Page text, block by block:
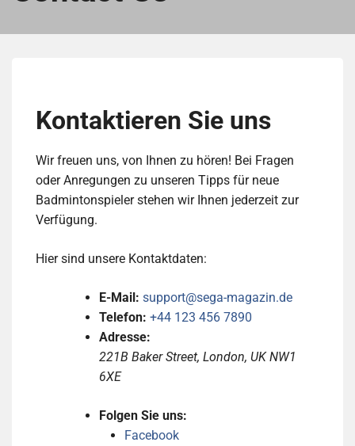
Kontaktieren Sie uns
Wir freuen uns, von Ihnen zu hören! Bei Fragen
oder Anregungen zu unseren Tipps für neue
Badmintonspieler stehen wir Ihnen jederzeit zur
Verfügung.
Hier sind unsere Kontaktdaten:
E-Mail: support@sega-magazin.de
Telefon: +44 123 456 7890
Adresse:
221B Baker Street, London, UK NW1
6XE
Folgen Sie uns:
Facebook